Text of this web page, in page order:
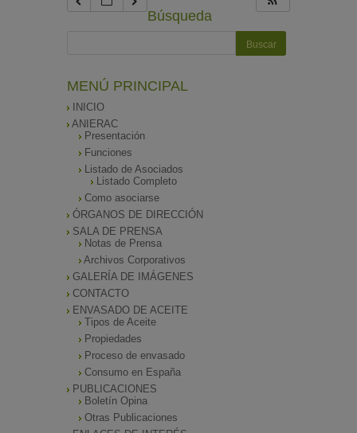
Búsqueda
MENÚ PRINCIPAL
INICIO
ANIERAC
Presentación
Funciones
Listado de Asociados
Listado Completo
Como asociarse
ÓRGANOS DE DIRECCIÓN
SALA DE PRENSA
Notas de Prensa
Archivos Corporativos
GALERÍA DE IMÁGENES
CONTACTO
ENVASADO DE ACEITE
Tipos de Aceite
Propiedades
Proceso de envasado
Consumo en España
PUBLICACIONES
Boletín Opina
Otras Publicaciones